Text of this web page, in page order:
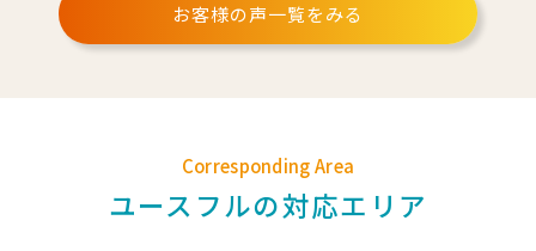
お客様の声一覧をみる
Corresponding Area
ユースフルの対応エリア